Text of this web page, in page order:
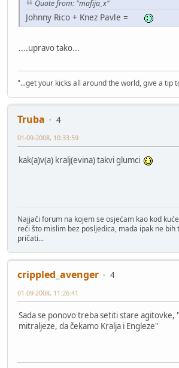
Quote from: "mafija_x"
Johnny Rico + Knez Pavle =
....upravo tako...
"...get your kicks all around the world, give a tip
Truba
4
01-09-2008, 10:33:59
kak(a)v(a) kralj(evina) takvi glumci
Najjači forum na kojem se osjećam kao kod
reći što mislim bez posljedica, mada ipak ne bih
pričati...
crippled_avenger
4
01-09-2008, 11:26:41
Sada se ponovo treba setiti stare agitovke,
mitraljeze, da čekamo Kralja i Engleze"